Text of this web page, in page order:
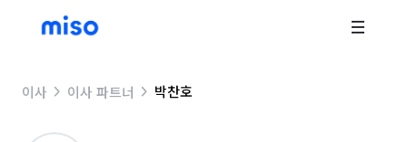
이사 이사 파트너 박찬호